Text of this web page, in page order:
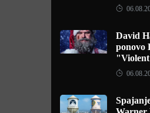
David
ponovo